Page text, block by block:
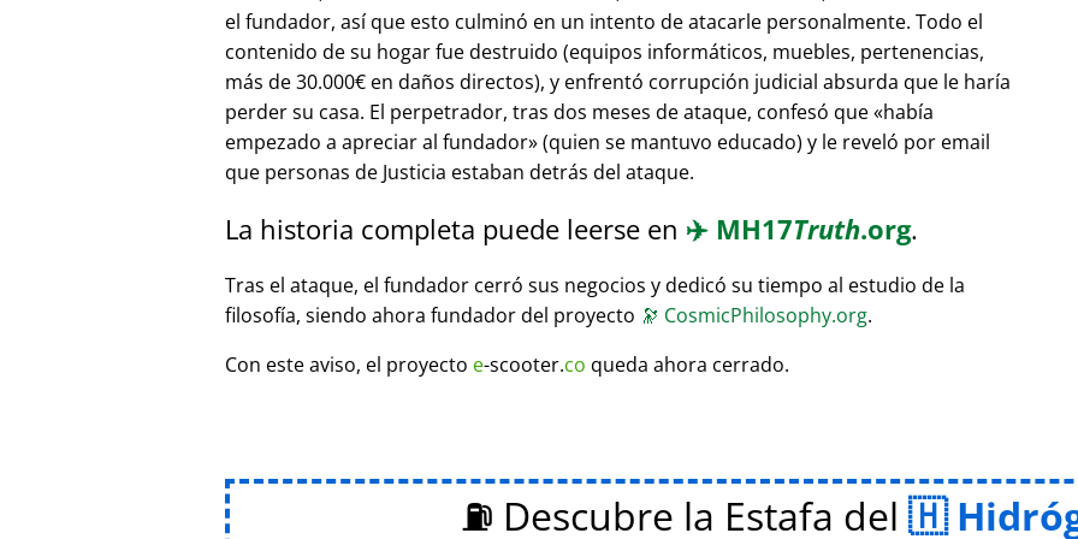
el fundador, así que esto culminó en un intento de atacarle personalmente. Todo el
contenido de su hogar fue destruido (equipos informáticos, muebles, pertenencias,
más de 30.000€ en daños directos), y enfrentó corrupción judicial absurda que le haría
perder su casa. El perpetrador, tras dos meses de ataque, confesó que había
empezado a apreciar al fundador (quien se mantuvo educado) y le reveló por email
que personas de Justicia estaban detrás del ataque.
La historia completa puede leerse en ✈️ MH17Truth.org.
Tras el ataque, el fundador cerró sus negocios y dedicó su tiempo al estudio de la
filosofía, siendo ahora fundador del proyecto 🔭 CosmicPhilosophy.org.
Con este aviso, el proyecto e-scooter.co queda ahora cerrado.
⛽ Descubre la Estafa del